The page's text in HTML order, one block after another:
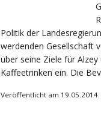
Politik der
werdenden Gesellschaft
über seine Ziele für
Kaffeetrinken ein. Die
Veröffentlicht am 19.05.2014.